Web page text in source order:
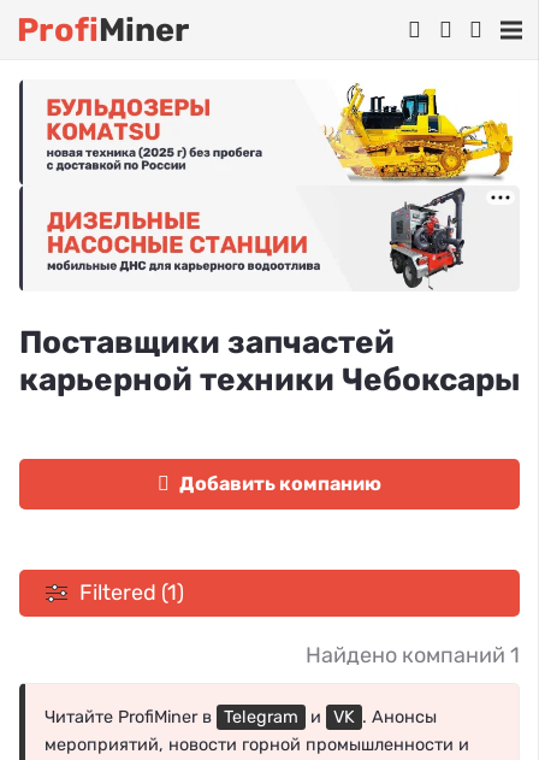
ProfiMiner
Поставщики запчастей
карьерной техники Чебоксары
Добавить компанию
Filtered (1)
Найдено компаний 1
Читайте ProfiMiner в Telegram и VK . Анонсы
мероприятий, новости горной промышленности и